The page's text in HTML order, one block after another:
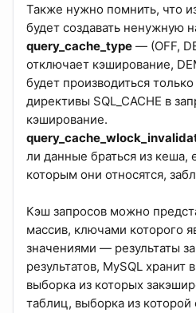
Также нужно помнить, что
будет создавать ненужную
query_cache_type — (OFF,
отключает кэширование,
будет производиться
директивы SQL_CACHE в
кэширование.
ли данные браться из кеша,
которым они относятся,
Кэш запросов можно
массив, ключами которого
значениями — результаты
результатов, MySQL хранит
выборка из которых
таблиц, выборка из которой